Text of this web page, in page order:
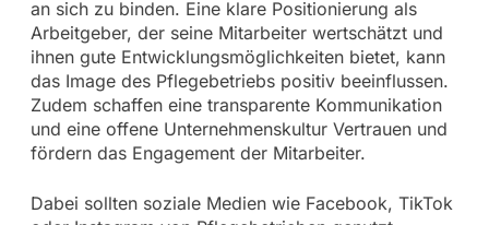
an sich zu binden. Eine klare Positionierung als
Arbeitgeber, der seine Mitarbeiter wertschätzt und
ihnen gute Entwicklungsmöglichkeiten bietet, kann
das Image des Pflegebetriebs positiv beeinflussen.
Zudem schaffen eine transparente Kommunikation
und eine offene Unternehmenskultur Vertrauen und
fördern das Engagement der Mitarbeiter.
Dabei sollten soziale Medien wie Facebook, TikTok